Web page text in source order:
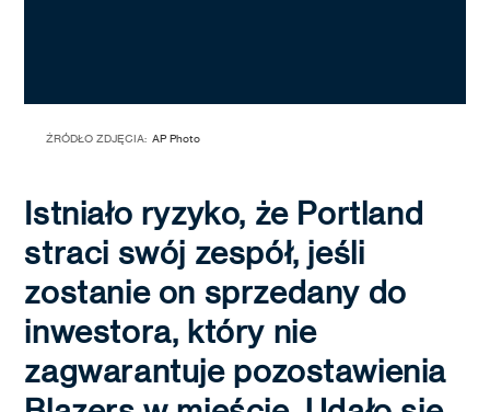
ŹRÓDŁO ZDJĘCIA: AP Photo
Istniało ryzyko, że Portland
straci swój zespół, jeśli
zostanie on sprzedany do
inwestora, który nie
zagwarantuje pozostawienia